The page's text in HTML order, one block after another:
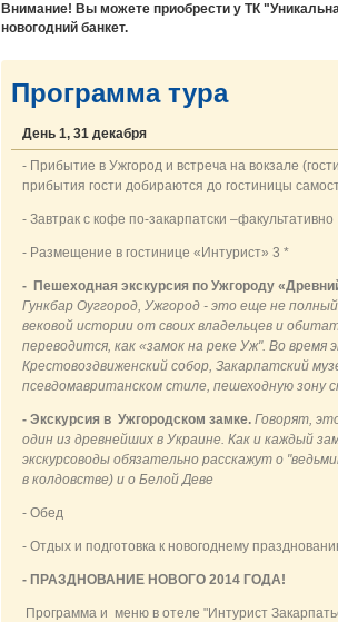
Внимание! Вы можете приобрести у ТК
новогодний банкет.
Программа тура
День 1, 31 декабря
- Прибытие в Ужгород и встреча на вокзале
прибытия гости добираются до гостиницы
- Завтрак с кофе по-закарпатски –факультативно
- Размещение в гостинице «Интурист» 3 *
- Пешеходная экскурсия по Ужгороду
Гункбар Оуггород, Ужгород - это еще не
вековой истории от своих владельцев и
переводится, как «замок на реке Уж". Во
Крестовоздвиженский собор, Закарпатский
псевдомавританском стиле, пешеходную зону
- Экскурсия в Ужгородском замке. Говорят,
один из древнейших в Украине. Как и каждый
экскурсоводы обязательно расскажут о
в колдовстве) и о Белой Деве
- Обед
- Отдых и подготовка к новогоднему
- ПРАЗДНОВАНИЕ НОВОГО 2014 ГОДА!
Программа и меню в отеле "Интурист